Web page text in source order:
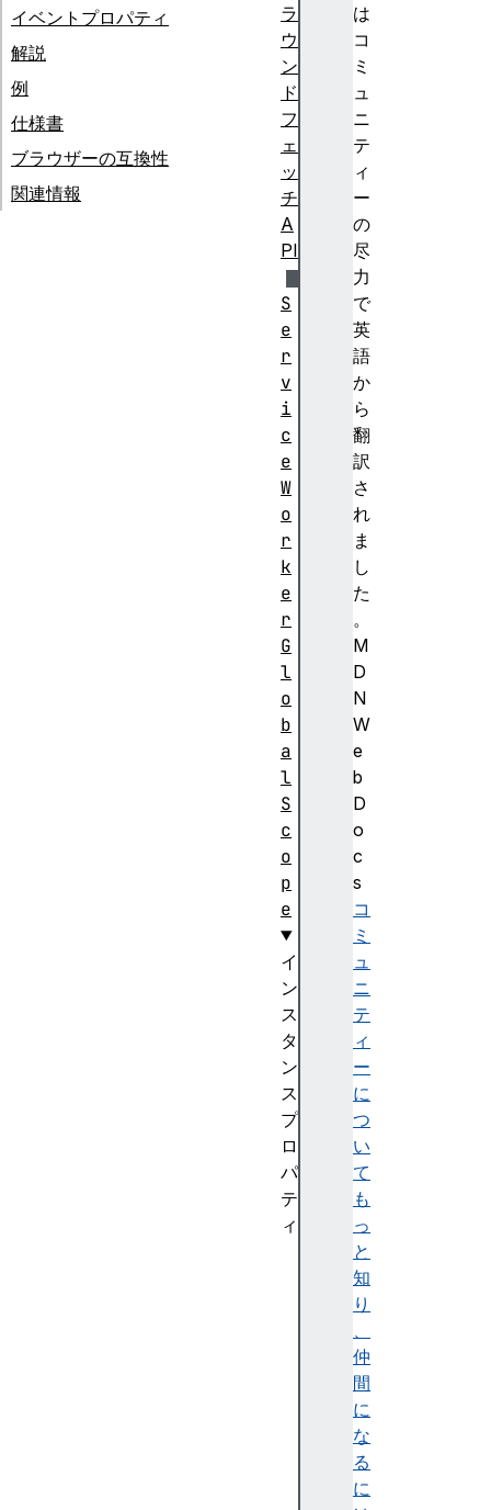
は
コ
ミ
ュ
ニ
テ
ィ
ー
の
尽
力
で
英
語
か
ら
翻
訳
さ
れ
ま
し
た
。
M
D
N
W
e
b
D
o
c
s
コ
ミ
ュ
ニ
テ
ィ
ー
に
つ
い
て
も
っ
と
知
り
、
仲
間
に
な
る
に
イベントプロパティ
解説
例
仕様書
ブラウザーの互換性
関連情報
ラ
ウ
ン
ド
フ
ェ
ッ
チ
A
PI
S
e
r
v
i
c
e
W
o
r
k
e
r
G
l
o
b
a
l
S
c
o
p
e
イ
ン
ス
タ
ン
ス
プ
ロ
パ
テ
ィ